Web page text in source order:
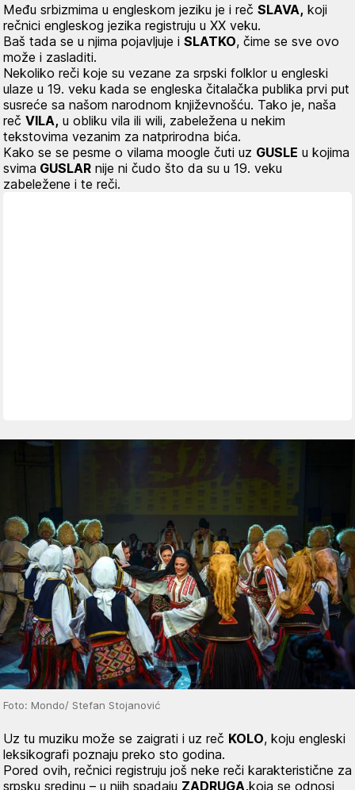
Među srbizmima u engleskom jeziku je i reč SLAVA, koji
rečnici engleskog jezika registruju u XX veku.
Baš tada se u njima pojavljuje i SLATKO, čime se sve ovo
može i zasladiti.
Nekoliko reči koje su vezane za srpski folklor u engleski
ulaze u 19. veku kada se engleska čitalačka publika prvi put
susreće sa našom narodnom književnošću. Tako je, naša
reč VILA, u obliku vila ili wili, zabeležena u nekim
tekstovima vezanim za natprirodna bića.
Kako se se pesme o vilama moogle čuti uz GUSLE u kojima
svima GUSLAR nije ni čudo što da su u 19. veku
zabeležene i te reči.
Foto: Mondo/ Stefan Stojanović
Uz tu muziku može se zaigrati i uz reč KOLO, koju engleski
leksikografi poznaju preko sto godina.
Pored ovih, rečnici registruju još neke reči karakteristične za
srpsku sredinu – u njih spadaju ZADRUGA,koja se odnosi